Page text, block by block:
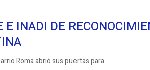
INADI DE
Roma abrió sus puertas para...